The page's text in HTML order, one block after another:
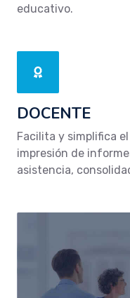
educativo.
DOCENTE
Facilita y simplifica
impresión de
asistencia,